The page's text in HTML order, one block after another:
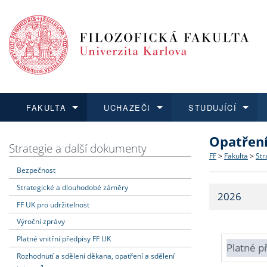
FAKULTA
Dozvědět se více
Struktura
Strategie
Fakultní
UCHAZEČI
Podat přihlášku
Co
Učitelské
STUDUJÍCÍ
Dozvědět se více
Dozvědět se více
O vědě a
Dozvědět se více
Aktuální
Strategie a další dokumenty
Bezpečnost
Strategické a dlouhodobé záměry
FF UK pro udržitelnost
Výroční zprávy
Platné vnitřní předpisy FF UK
Rozhodnutí a sdělení děkana, opatření a sdělení
FF > Fakulta >
2026
Platné